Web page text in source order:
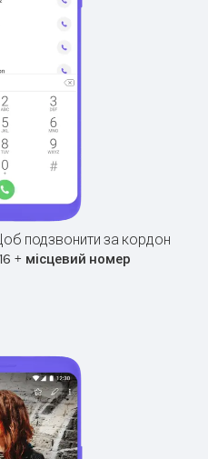
подзвонити за кордон
+ місцевий номер